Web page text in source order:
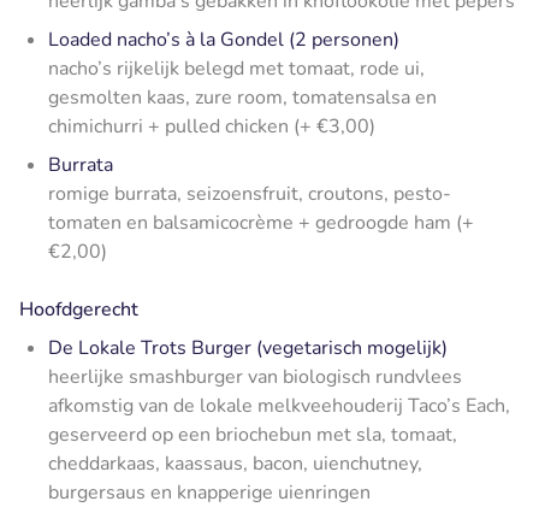
Loaded nacho’s à la Gondel (2 personen)
nacho’s rijkelijk belegd met tomaat, rode ui,
gesmolten kaas, zure room, tomatensalsa en
chimichurri + pulled chicken (+ €3,00)
Burrata
romige burrata, seizoensfruit, croutons, pesto-
tomaten en balsamicocrème + gedroogde ham (+
€2,00)
Hoofdgerecht
De Lokale Trots Burger (vegetarisch mogelijk)
heerlijke smashburger van biologisch rundvlees
afkomstig van de lokale melkveehouderij Taco’s Each,
geserveerd op een briochebun met sla, tomaat,
cheddarkaas, kaassaus, bacon, uienchutney,
burgersaus en knapperige uienringen